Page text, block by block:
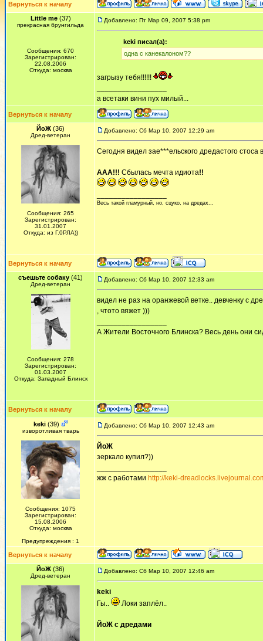
Вернуться к началу
Little me(37)
прекрасная брунгильда
Сообщения: 670
Зарегистрирован:
22.08.2006
Откуда: москва
Добавлено: Пт Мар 09, 2007 5:38 pm
keki писал(а):
одна с канекалоном??
загрызу тебя!!!!!!
а всетаки вини пух милый...
Вернуться к началу
ЙоЖ (36)
Дред-ветеран
Сообщения: 265
Зарегистрирован:
31.01.2007
Откуда: из Г.0РЛА))
Добавлено: Сб Мар 10, 2007 12:29 am
Сегодня видел зае***ельского дредастого стоса
ААА!!! Сбылась мечта идиота!!
Весь такой гламурный, но, сцуко, на дредах...
Вернуться к началу
съешьте собаку (41)
Дред-ветеран
Сообщения: 278
Зарегистрирован:
01.03.2007
Откуда: Западный Блинск
Добавлено: Сб Мар 10, 2007 12:33 am
видел не раз на оранжевой ветке.. девченку с
, чтото вяжет )))
А Жители Восточного Блинска? Весь день они
Вернуться к началу
keki (39)
изворотливая тварь
Сообщения: 1075
Зарегистрирован:
15.08.2006
Откуда: москва
Предупреждения : 1
Добавлено: Сб Мар 10, 2007 12:43 am
ЙоЖ
зеркало купил?))
жж с работами http://keki-
Вернуться к началу
ЙоЖ (36)
Дред-ветеран
Добавлено: Сб Мар 10, 2007 12:46 am
keki
Гы..
Локи заплёл..
ЙоЖ с дредами